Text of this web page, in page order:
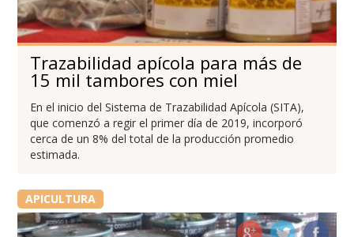
Trazabilidad apícola para más de
15 mil tambores con miel
En el inicio del Sistema de Trazabilidad Apícola (SITA),
que comenzó a regir el primer día de 2019, incorporó
cerca de un 8% del total de la producción promedio
estimada.
APICULTURA